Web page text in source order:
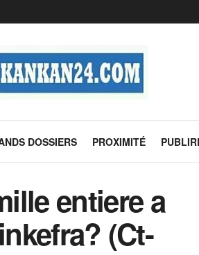
DOSSIERS PROXIMITÉ
entiere a
(Ct-